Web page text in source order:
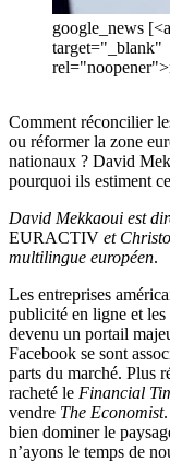
google_news
target="_blank"
Comment réconcilier
ou réformer la zone
nationaux ? David
pourquoi ils estiment
David Mekkaoui est
EURACTIV et
multilingue européen.
Les entreprises
publicité en ligne et
devenu un portail
Facebook se sont
parts du marché. Plus
racheté le Financial
vendre The Economist
bien dominer le
n’ayons le temps de